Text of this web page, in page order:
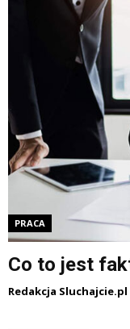
PRACA
Co to jest
Redakcja Sluchajcie.pl